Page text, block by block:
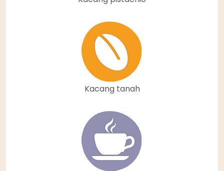
Kacang tanah